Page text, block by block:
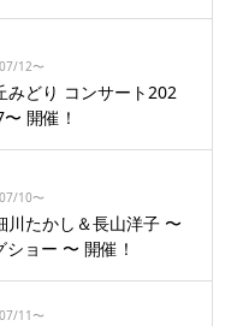
12〜
どり コンサート202
開催！
10〜
たかし＆長山洋子 〜
ョー 〜 開催！
11〜